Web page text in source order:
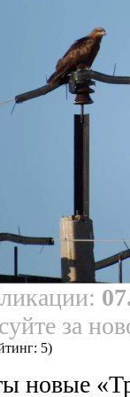
за
5)
новые